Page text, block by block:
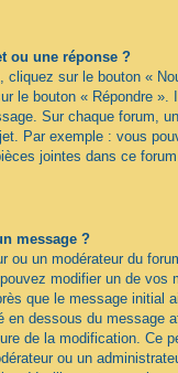
ou une réponse ?
cliquez sur le bouton «
le bouton « Répondre
Sur chaque forum,
Par exemple : vous
jointes dans ce
message ?
ou un modérateur du
modifier un de vos
que le message initial
dessous du message
de la modification. Ce
ou un